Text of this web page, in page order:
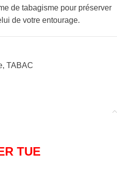
de tabagisme pour préserver
de votre entourage.
, TABAC
TUE